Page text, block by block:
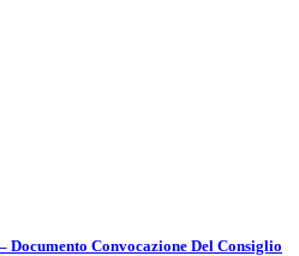
Documento Convocazione Del Consiglio